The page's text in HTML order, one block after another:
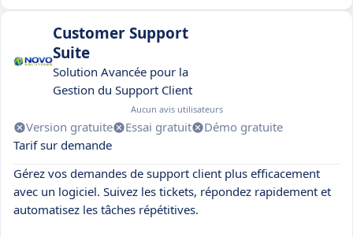
Customer Support
Suite
Solution Avancée pour la
Gestion du Support Client
Aucun avis utilisateurs
Version gratuite Essai gratuit
Démo gratuite
Tarif sur demande
Gérez vos demandes de support client plus efficacement
avec un logiciel. Suivez les tickets, répondez rapidement et
automatisez les tâches répétitives.